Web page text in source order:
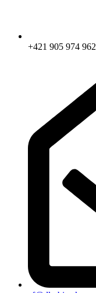
+421 905 974 962